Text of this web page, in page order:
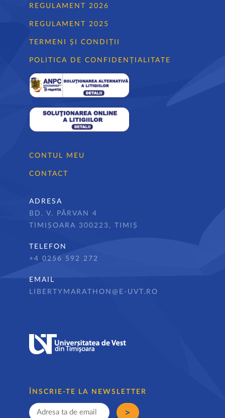
REGULAMENT 2026
REGULAMENT 2025
TERMENI ȘI CONDIȚII
POLITICA DE CONFIDENȚIALITATE
CONTUL MEU
CONTACT
ADRESA
BD. V. PÂRVAN 4
TIMIȘOARA 300223, TIMIȘ
TELEFON
+4 0256 592 272
EMAIL
LIBERTYMARATHON@E-UVT.RO
ÎNSCRIE-TE LA NEWSLETTER